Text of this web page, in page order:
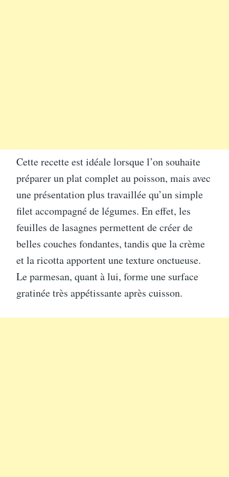
Cette recette est idéale lorsque l’on souhaite
préparer un plat complet au poisson, mais avec
une présentation plus travaillée qu’un simple
filet accompagné de légumes. En effet, les
feuilles de lasagnes permettent de créer de
belles couches fondantes, tandis que la crème
et la ricotta apportent une texture onctueuse.
Le parmesan, quant à lui, forme une surface
gratinée très appétissante après cuisson.